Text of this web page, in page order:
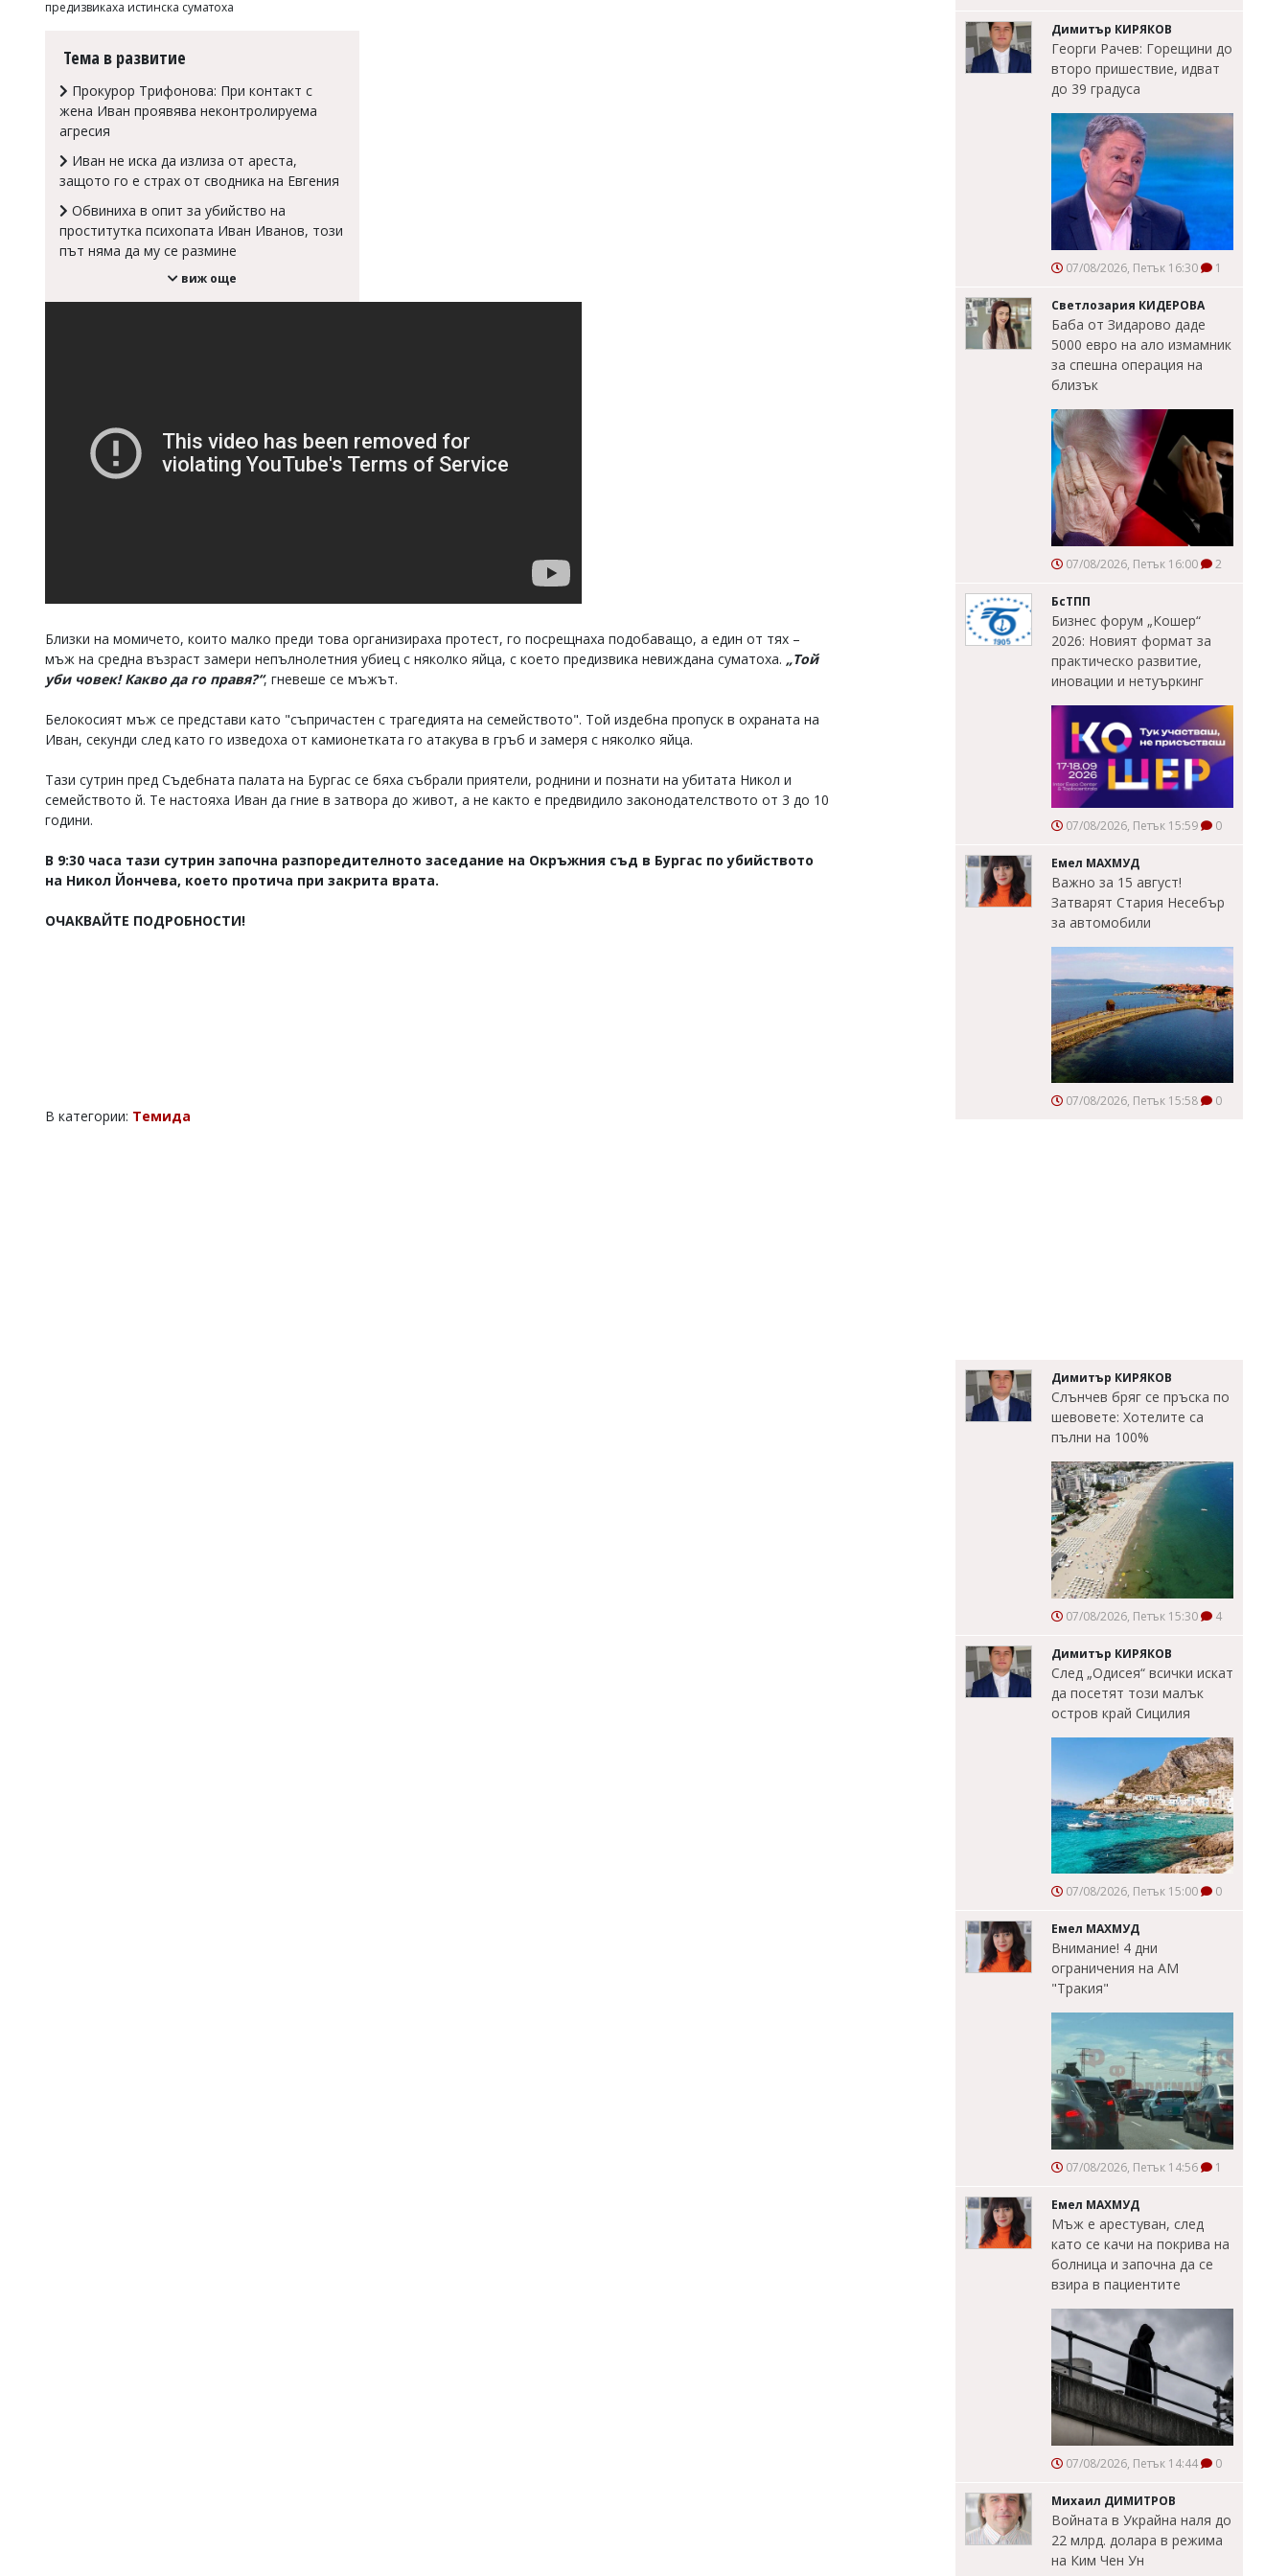
въвеждат
редакцията
отговорност
предизвикаха истинска суматоха
Тема в развитие
Прокурор Трифонова: При контакт с
жена Иван проявява неконтролируема
агресия
Иван не иска да излиза от ареста,
защото го е страх от сводника на Евгения
Обвиниха в опит за убийство на
проститутка психопата Иван Иванов, този
път няма да му се размине
виж още
Близки на момичето, които малко преди това организираха протест, го посрещнаха подобаващо, а един от тях –
мъж на средна възраст замери непълнолетния убиец с няколко яйца, с което предизвика невиждана суматоха. „Той
уби човек! Какво да го правя?“, гневеше се мъжът.
Белокосият мъж се представи като "съпричастен с трагедията на семейството". Той издебна пропуск в охраната на
Иван, секунди след като го изведоха от камионетката го атакува в гръб и замеря с няколко яйца.
Тази сутрин пред Съдебната палата на Бургас се бяха събрали приятели, роднини и познати на убитата Никол и
семейството й. Те настояха Иван да гние в затвора до живот, а не както е предвидило законодателството от 3 до 10
години.
В 9:30 часа тази сутрин започна разпоредителното заседание на Окръжния съд в Бургас по убийството
на Никол Йончева, което протича при закрита врата.
ОЧАКВАЙТЕ ПОДРОБНОСТИ!
В категории: Темида
Димитър КИРЯКОВ
Георги Рачев: Горещини до
второ пришествие, идват
до 39 градуса
07/08/2026, Петък 16:30 1
Светлозария КИДЕРОВА
Баба от Зидарово даде
5000 евро на ало измамник
за спешна операция на
близък
07/08/2026, Петък 16:00 2
БсТПП
Бизнес форум „Кошер“
2026: Новият формат за
практическо развитие,
иновации и нетуъркинг
07/08/2026, Петък 15:59 0
Емел МАХМУД
Важно за 15 август!
Затварят Стария Несебър
за автомобили
07/08/2026, Петък 15:58 0
Димитър КИРЯКОВ
Слънчев бряг се пръска по
шевовете: Хотелите са
пълни на 100%
07/08/2026, Петък 15:30 4
Димитър КИРЯКОВ
След „Одисея“ всички искат
да посетят този малък
остров край Сицилия
07/08/2026, Петък 15:00 0
Емел МАХМУД
Внимание! 4 дни
ограничения на АМ
"Тракия"
07/08/2026, Петък 14:56 1
Емел МАХМУД
Мъж е арестуван, след
като се качи на покрива на
болница и започна да се
взира в пациентите
07/08/2026, Петък 14:44 0
Михаил ДИМИТРОВ
Войната в Украйна наля до
22 млрд. долара в режима
на Ким Чен Ун